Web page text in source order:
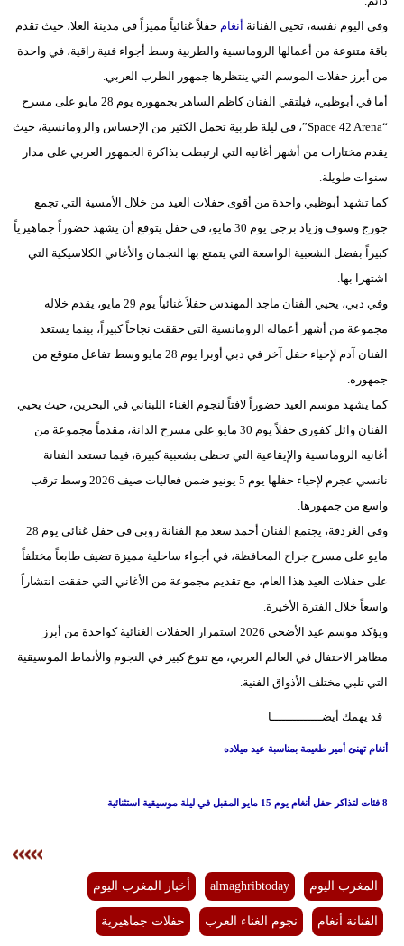
أبراج
فيديو
سيارات
وفي اليوم نفسه، تحيي الفنانة أنغام حفلاً غنائياً مميزاً في مدينة العلا، حيث تقدم
باقة متنوعة من أعمالها الرومانسية والطربية وسط أجواء فنية راقية، في واحدة
من أبرز حفلات الموسم التي ينتظرها جمهور الطرب العربي.
أما في أبوظبي، فيلتقي الفنان كاظم الساهر بجمهوره يوم 28 مايو على مسرح
“Space 42 Arena”، في ليلة طربية تحمل الكثير من الإحساس والرومانسية، حيث
يقدم مختارات من أشهر أغانيه التي ارتبطت بذاكرة الجمهور العربي على مدار
سنوات طويلة.
كما تشهد أبوظبي واحدة من أقوى حفلات العيد من خلال الأمسية التي تجمع
جورج وسوف وزياد برجي يوم 30 مايو، في حفل يتوقع أن يشهد حضوراً جماهيرياً
كبيراً بفضل الشعبية الواسعة التي يتمتع بها النجمان والأغاني الكلاسيكية التي
اشتهرا بها.
وفي دبي، يحيي الفنان ماجد المهندس حفلاً غنائياً يوم 29 مايو، يقدم خلاله
مجموعة من أشهر أعماله الرومانسية التي حققت نجاحاً كبيراً، بينما يستعد
الفنان آدم لإحياء حفل آخر في دبي أوبرا يوم 28 مايو وسط تفاعل متوقع من
جمهوره.
كما يشهد موسم العيد حضوراً لافتاً لنجوم الغناء اللبناني في البحرين، حيث يحيي
الفنان وائل كفوري حفلاً يوم 30 مايو على مسرح الدانة، مقدماً مجموعة من
أغانيه الرومانسية والإيقاعية التي تحظى بشعبية كبيرة، فيما تستعد الفنانة
نانسي عجرم لإحياء حفلها يوم 5 يونيو ضمن فعاليات صيف 2026 وسط ترقب
واسع من جمهورها.
وفي الغردقة، يجتمع الفنان أحمد سعد مع الفنانة روبي في حفل غنائي يوم 28
مايو على مسرح جراج المحافظة، في أجواء ساحلية مميزة تضيف طابعاً مختلفاً
على حفلات العيد هذا العام، مع تقديم مجموعة من الأغاني التي حققت انتشاراً
واسعاً خلال الفترة الأخيرة.
ويؤكد موسم عيد الأضحى 2026 استمرار الحفلات الغنائية كواحدة من أبرز
مظاهر الاحتفال في العالم العربي، مع تنوع كبير في النجوم والأنماط الموسيقية
التي تلبي مختلف الأذواق الفنية.
قد يهمك أيضــــــــــــــا
أنغام تهنئ أمير طعيمة بمناسبة عيد ميلاده
8 فئات لتذاكر حفل أنغام يوم 15 مايو المقبل في ليلة موسيقية استثنائية
المغرب اليوم almaghribtoday أخبار المغرب اليوم
الفنانة أنغام نجوم الغناء العرب حفلات جماهيرية